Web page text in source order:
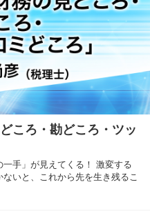
ころ・勘どころ・ツッ
手」が見えてくる！ 激変する
いと、これから先を生き残るこ